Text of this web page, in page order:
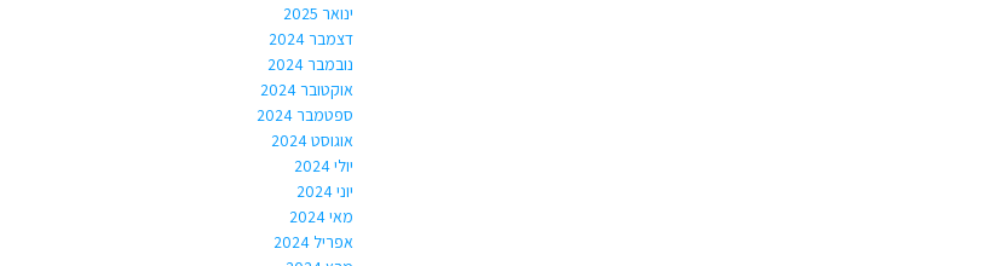
ינואר 2025
דצמבר 2024
נובמבר 2024
אוקטובר 2024
ספטמבר 2024
אוגוסט 2024
יולי 2024
יוני 2024
מאי 2024
אפריל 2024